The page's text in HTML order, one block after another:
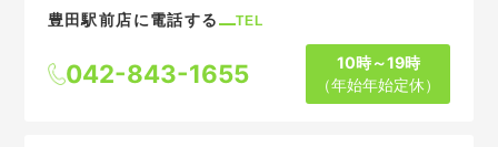
豊田駅前店に電話する TEL
042-843-1655
10時～19時
（年始年始定休）